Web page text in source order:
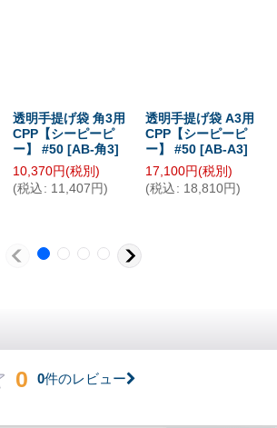
透明手提げ袋 角3用
CPP【シーピーピ
ー】 #50 [AB-角3]
10,370円(税別)
(税込 : 11,407 円)
透明手提げ袋 A3用
CPP【シーピーピ
ー】 #50 [AB-A3]
17,100円(税別)
(税込 : 18,810円)
0 0件のレビュー